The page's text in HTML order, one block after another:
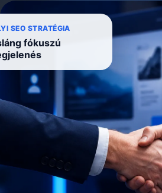
SEO STRATÉGIA
fókuszú